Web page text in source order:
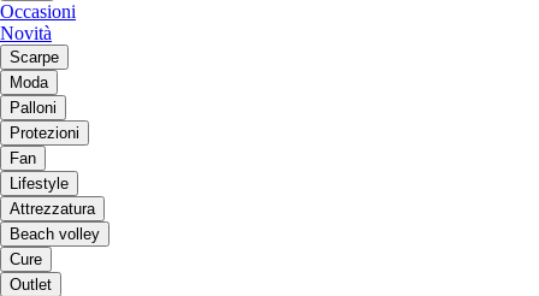
Occasioni
Novità
Scarpe
Moda
Palloni
Protezioni
Fan
Lifestyle
Attrezzatura
Beach volley
Cure
Outlet